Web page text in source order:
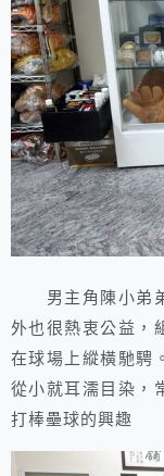
男主角陳小弟弟
外也很熱衷公益，
在球場上縱橫馳騁
從小就耳濡目染，
打棒壘球的興趣